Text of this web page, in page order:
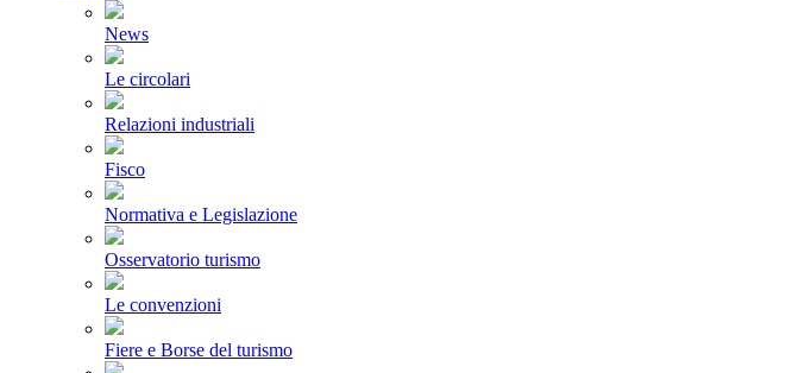
News
Le circolari
Relazioni industriali
Fisco
Normativa e Legislazione
Osservatorio turismo
Le convenzioni
Fiere e Borse del turismo